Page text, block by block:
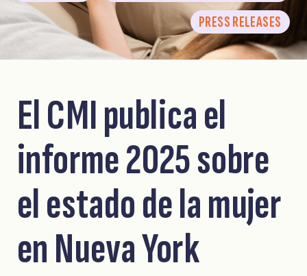
PRESS RELEASES
El CMI publica el
informe 2025 sobre
el estado de la mujer
en Nueva York